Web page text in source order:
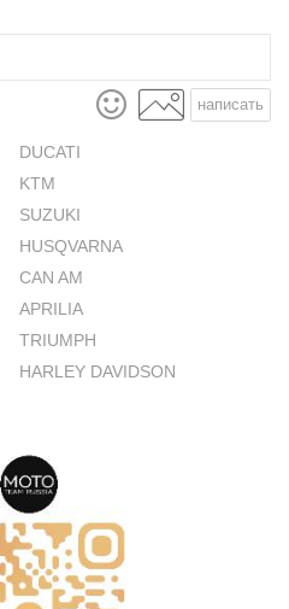
написать
DUCATI
KTM
SUZUKI
HUSQVARNA
CAN AM
APRILIA
TRIUMPH
HARLEY DAVIDSON